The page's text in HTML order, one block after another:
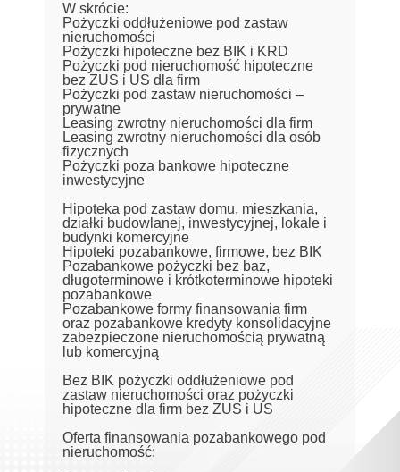
W skrócie:
Pożyczki oddłużeniowe pod zastaw
nieruchomości
Pożyczki hipoteczne bez BIK i KRD
Pożyczki pod nieruchomość hipoteczne
bez ZUS i US dla firm
Pożyczki pod zastaw nieruchomości –
prywatne
Leasing zwrotny nieruchomości dla firm
Leasing zwrotny nieruchomości dla osób
fizycznych
Pożyczki poza bankowe hipoteczne
inwestycyjne
Hipoteka pod zastaw domu, mieszkania,
działki budowlanej, inwestycyjnej, lokale i
budynki komercyjne
Hipoteki pozabankowe, firmowe, bez BIK
Pozabankowe pożyczki bez baz,
długoterminowe i krótkoterminowe hipoteki
pozabankowe
Pozabankowe formy finansowania firm
oraz pozabankowe kredyty konsolidacyjne
zabezpieczone nieruchomością prywatną
lub komercyjną
Bez BIK pożyczki oddłużeniowe pod
zastaw nieruchomości oraz pożyczki
hipoteczne dla firm bez ZUS i US
Oferta finansowania pozabankowego pod
nieruchomość: